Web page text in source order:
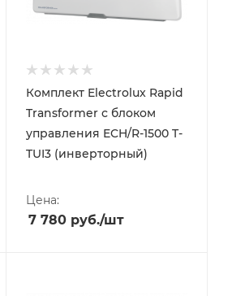
Комплект Electrolux Rapid
Transformer с блоком
управления ECH/R-1500 T-
TUI3 (инверторный)
Цена:
7 780руб./шт